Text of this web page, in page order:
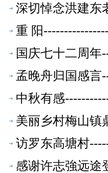
深切悼念洪建东
重 阳
国庆七十二周年
孟晚舟归国感言
中秋有感
美丽乡村梅山镇
访罗东高塘村
感谢许志強远途